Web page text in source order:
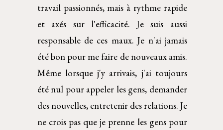
travail passionnés, mais à rythme rapide
et axés sur l'efficacité. Je suis aussi
responsable de ces maux. Je n'ai jamais
été bon pour me faire de nouveaux amis.
Même lorsque j'y arrivais, j'ai toujours
été nul pour appeler les gens, demander
des nouvelles, entretenir des relations. Je
ne crois pas que je prenne les gens pour